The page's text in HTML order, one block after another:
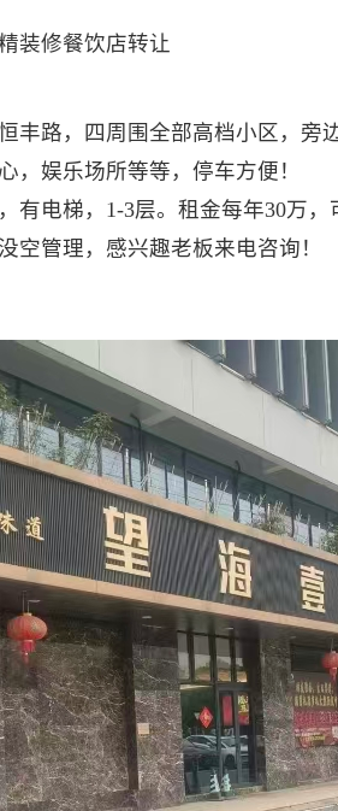
装修餐饮店转让
丰路，四周围全部高档小区，旁
，娱乐场所等等，停车方便！
有电梯，1-3层。租金每年30万
空管理，感兴趣老板来电咨询！